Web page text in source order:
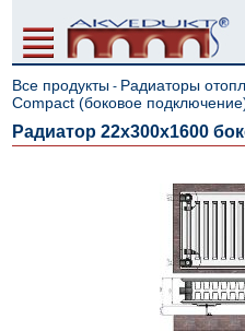
Все продукты - Радиаторы
Compact (боковое
Радиатор 22x300x1600